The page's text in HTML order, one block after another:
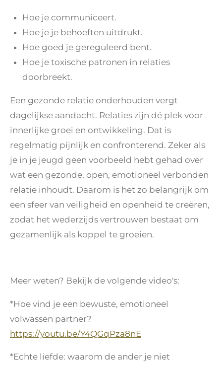
Hoe je communiceert.
Hoe je je behoeften uitdrukt.
Hoe goed je gereguleerd bent.
Hoe je toxische patronen in relaties
doorbreekt.
Een gezonde relatie onderhouden vergt
dagelijkse aandacht. Relaties zijn dé plek voor
innerlijke groei en ontwikkeling. Dat is
regelmatig pijnlijk en confronterend. Zeker als
je in je jeugd geen voorbeeld hebt gehad over
wat een gezonde, open, emotioneel verbonden
relatie inhoudt. Daarom is het zo belangrijk om
een sfeer van veiligheid en openheid te creëren,
zodat het wederzijds vertrouwen bestaat om
gezamenlijk als koppel te groeien.
Meer weten? Bekijk de volgende video's:
*Hoe vind je een bewuste, emotioneel
volwassen partner?
https://youtu.be/Y4QGqPza8nE
*Echte liefde: waarom de ander je niet